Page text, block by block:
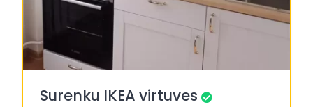
Surenku IKEA virtuves